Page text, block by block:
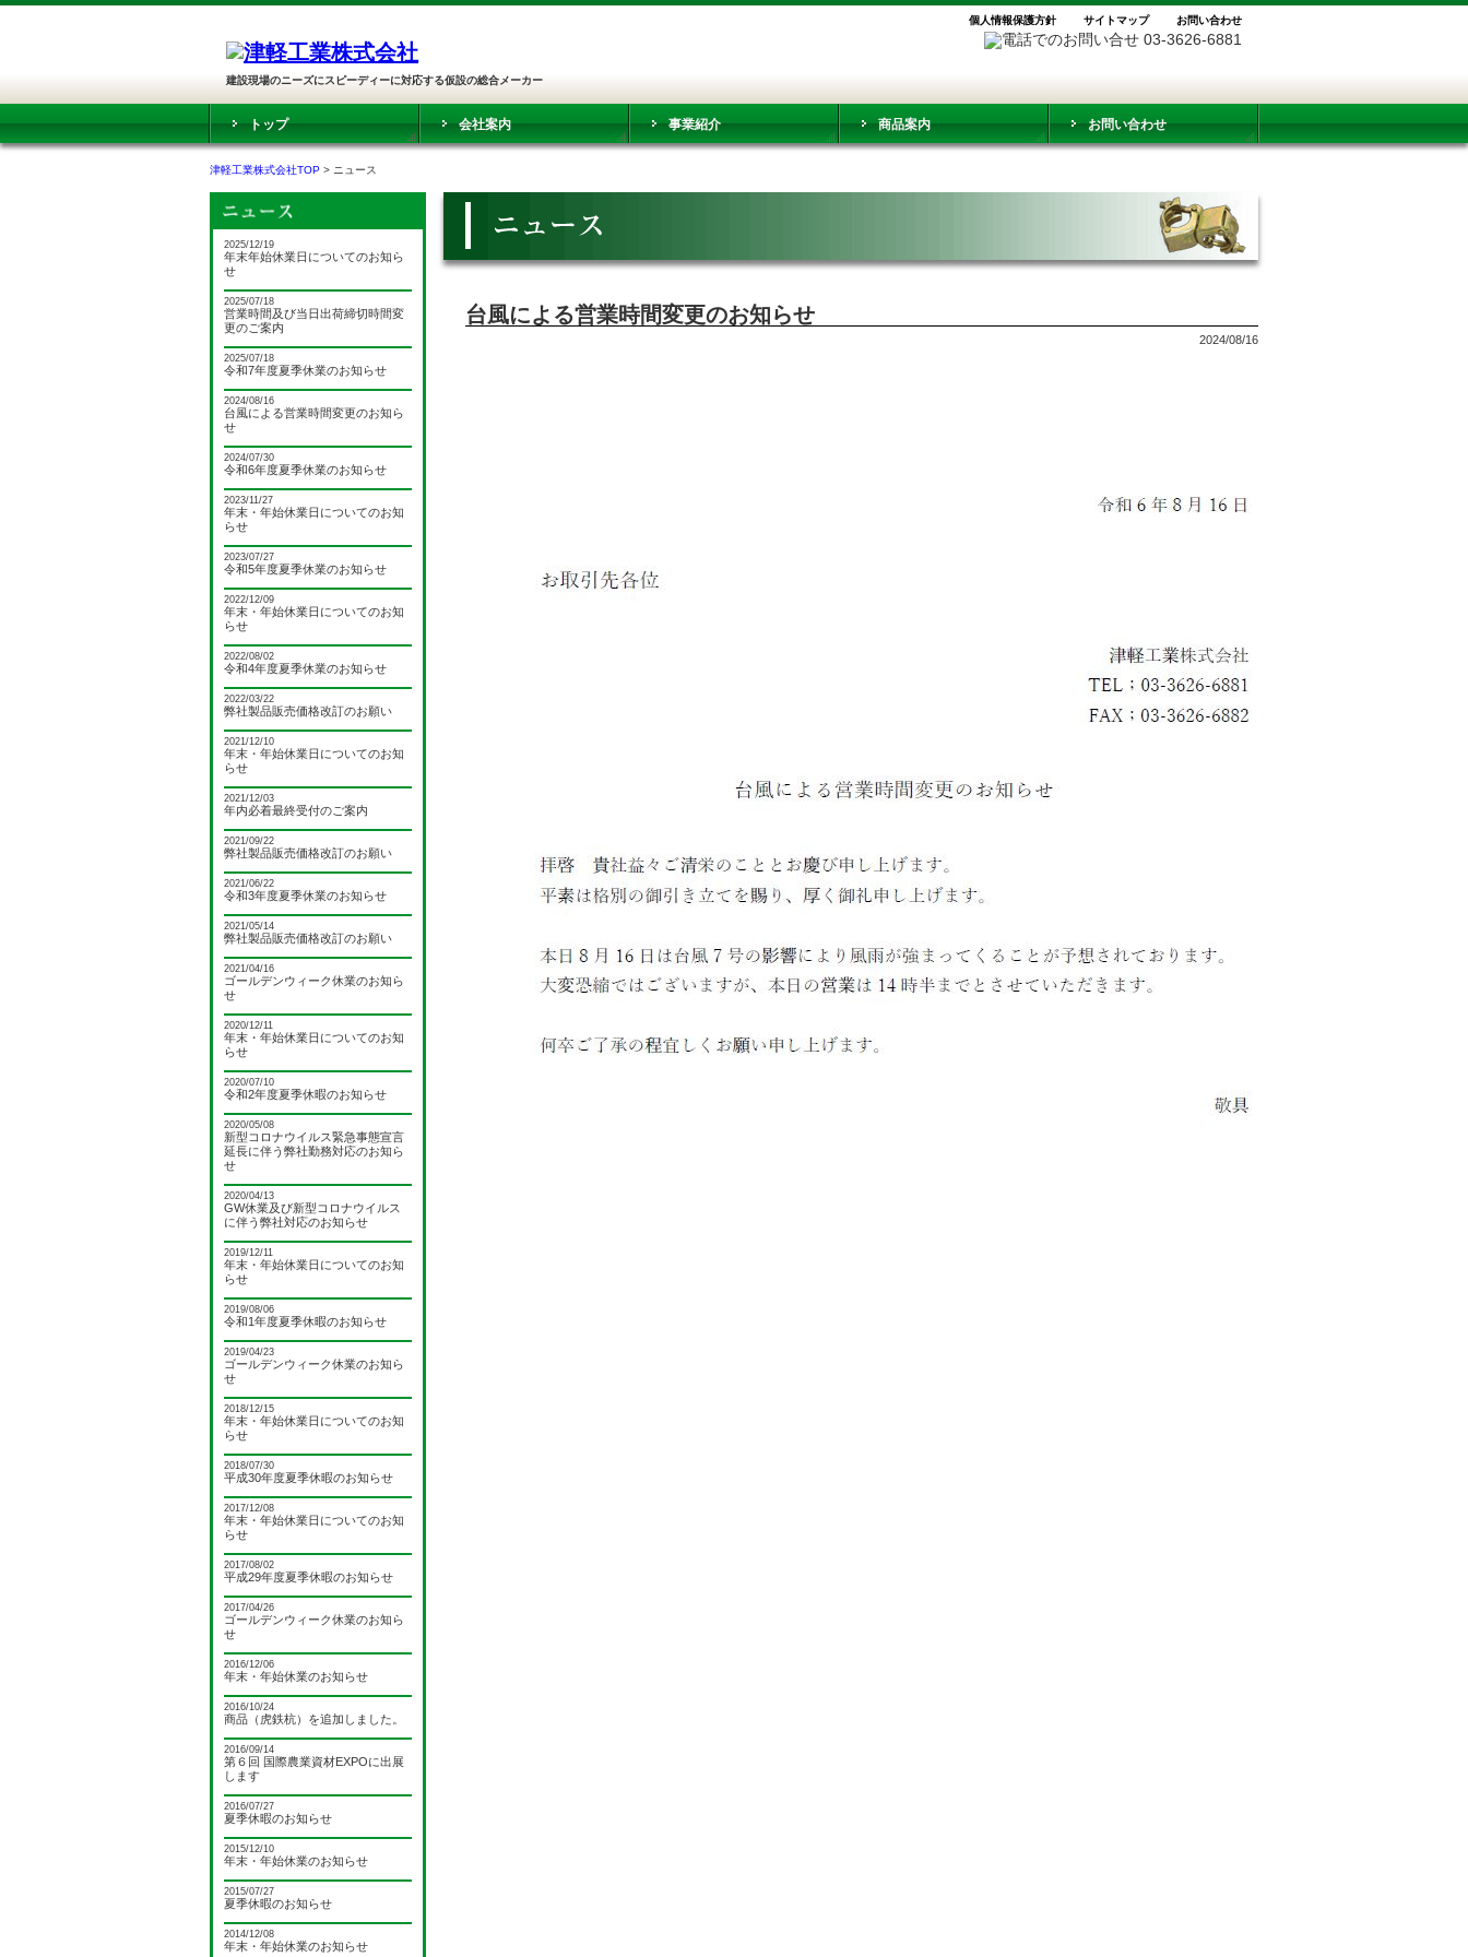
建設現場のニーズにスピーディーに対応する仮設の総合メーカー
個人情報保護方針 サイトマップ お問い合わせ
トップ 会社案内 事業紹介 商品案内 お問い合わせ
津軽工業株式会社TOP > ニュース
台風による営業時間変更のお知らせ
2024/08/16
2025/12/19
年末年始休業日についてのお知ら
せ
2025/07/18
営業時間及び当日出荷締切時間変
更のご案内
2025/07/18
令和7年度夏季休業のお知らせ
2024/08/16
台風による営業時間変更のお知ら
せ
2024/07/30
令和6年度夏季休業のお知らせ
2023/11/27
年末・年始休業日についてのお知
らせ
2023/07/27
令和5年度夏季休業のお知らせ
2022/12/09
年末・年始休業日についてのお知
らせ
2022/08/02
令和4年度夏季休業のお知らせ
2022/03/22
弊社製品販売価格改訂のお願い
2021/12/10
年末・年始休業日についてのお知
らせ
2021/12/03
年内必着最終受付のご案内
2021/09/22
弊社製品販売価格改訂のお願い
2021/06/22
令和3年度夏季休業のお知らせ
2021/05/14
弊社製品販売価格改訂のお願い
2021/04/16
ゴールデンウィーク休業のお知ら
せ
2020/12/11
年末・年始休業日についてのお知
らせ
2020/07/10
令和2年度夏季休暇のお知らせ
2020/05/08
新型コロナウイルス緊急事態宣言
延長に伴う弊社勤務対応のお知ら
せ
2020/04/13
GW休業及び新型コロナウイルス
に伴う弊社対応のお知らせ
2019/12/11
年末・年始休業日についてのお知
らせ
2019/08/06
令和1年度夏季休暇のお知らせ
2019/04/23
ゴールデンウィーク休業のお知ら
せ
2018/12/15
年末・年始休業日についてのお知
らせ
2018/07/30
平成30年度夏季休暇のお知らせ
2017/12/08
年末・年始休業日についてのお知
らせ
2017/08/02
平成29年度夏季休暇のお知らせ
2017/04/26
ゴールデンウィーク休業のお知ら
せ
2016/12/06
年末・年始休業のお知らせ
2016/10/24
商品（虎鉄杭）を追加しました。
2016/09/14
第６回 国際農業資材EXPOに出展
します
2016/07/27
夏季休暇のお知らせ
2015/12/10
年末・年始休業のお知らせ
2015/07/27
夏季休暇のお知らせ
2014/12/08
年末・年始休業のお知らせ